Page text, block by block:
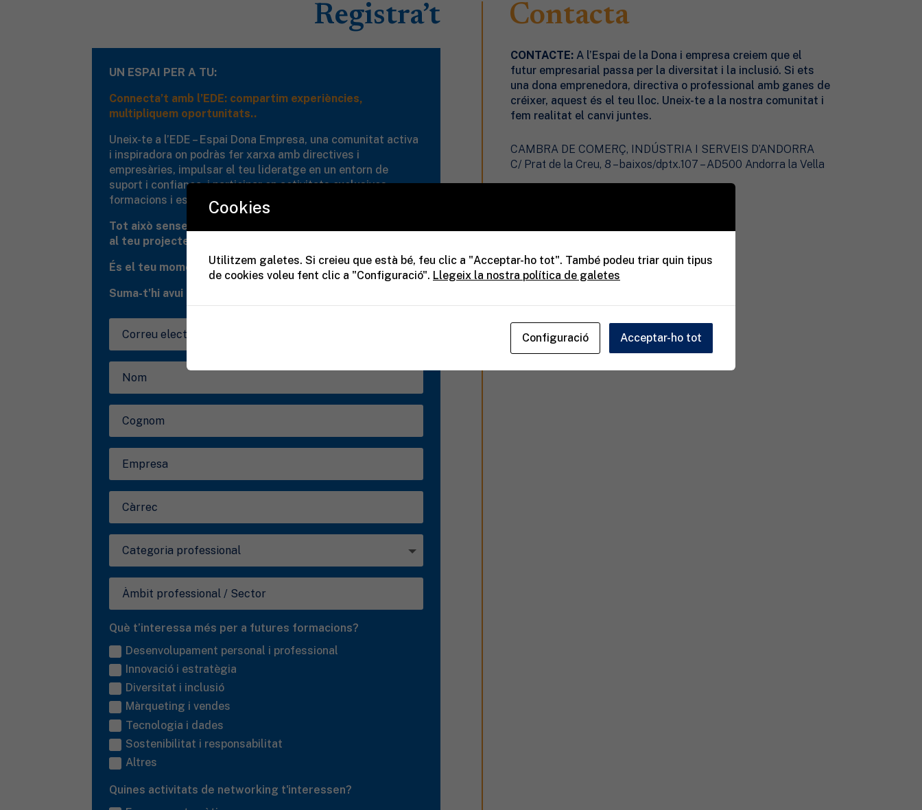
Registra’t
UN ESPAI PER A TU:
Connecta’t amb l’EDE: compartim experiències,
multipliquem oportunitats..
Uneix-te a l’EDE – Espai Dona Empresa, una comunitat activa
i inspiradora on podràs fer xarxa amb directives i
empresàries, impulsar el teu lideratge en un entorn de
suport i confiança, i participar en activitats exclusives,
formacions i esdeveniments de valor.
Tot això sense cap cost i amb beneficis reals per a tu i per
al teu projecte professional.
És el teu moment. És la teva xarxa. És el teu espai.
Suma-t’hi avui i obre la porta a noves oportunitats.
Què t’interessa més per a futures formacions?
Desenvolupament personal i professional
Innovació i estratègia
Diversitat i inclusió
Màrqueting i vendes
Tecnologia i dades
Sostenibilitat i responsabilitat
Altres
Quines activitats de networking t'interessen?
Contacta
CONTACTE:A l’Espai de la Dona i empresa creiem que el
futur empresarial passa per la diversitat i la inclusió. Si ets
una dona emprenedora, directiva o professional amb ganes de
créixer, aquest és el teu lloc. Uneix-te a la nostra comunitat i
fem realitat el canvi juntes.
CAMBRA DE COMERÇ, INDÚSTRIA I SERVEIS D’ANDORRA
C/ Prat de la Creu, 8 – baixos/dptx.107 – AD500 Andorra la Vella
Cookies
Utilitzem galetes. Si creieu que està bé, feu clic a "Acceptar-ho tot". També podeu triar quin tipus
de cookies voleu fent clic a "Configuració". Llegeix la nostra política de galetes
Configuració Acceptar-ho tot